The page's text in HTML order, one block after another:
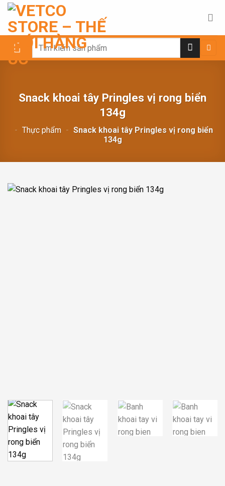
Chuyển
đến
nội
dung
Search
Snack khoai tây Pringles vị rong biển
134g
- Thực phẩm - Snack khoai tây Pringles vị rong biển
134g